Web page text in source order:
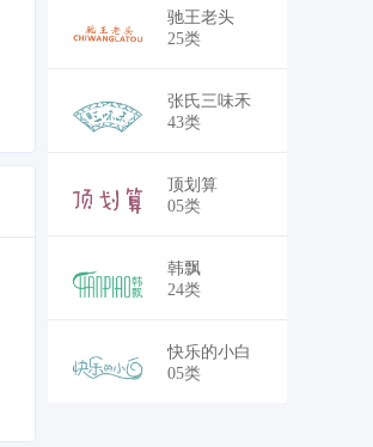
驰王老头
25类
￥25,500
张氏三味禾
43类
￥41,250
顶划算
05类
￥41,250
韩飘
24类
￥38,250
快乐的小白
05类
￥41,250